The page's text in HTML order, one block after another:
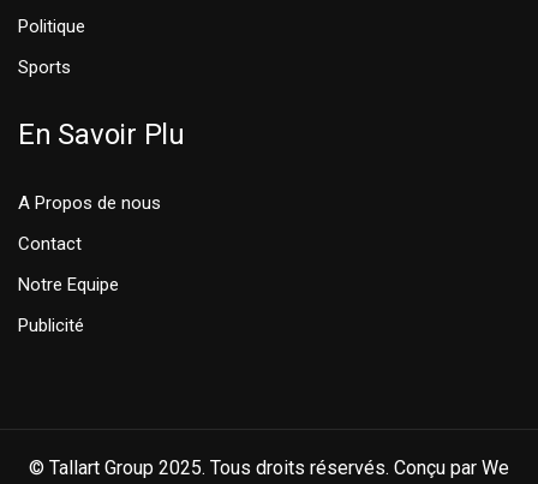
Politique
Sports
En Savoir Plu
A Propos de nous
Contact
Notre Equipe
Publicité
© Tallart Group 2025. Tous droits réservés. Conçu par We